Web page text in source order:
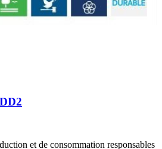
et de consommation responsables